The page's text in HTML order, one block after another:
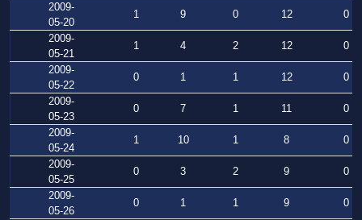
2009-
05-20
1 9 0 12
0
2009-
05-21
1 4 2 12
0
2009-
05-22
0 1 1 12
0
2009-
05-23
0 7 1 11
0
2009-
05-24
1 10 1 8
0
2009-
05-25
0 3 2 9
0
2009-
05-26
0 1 1 9
0